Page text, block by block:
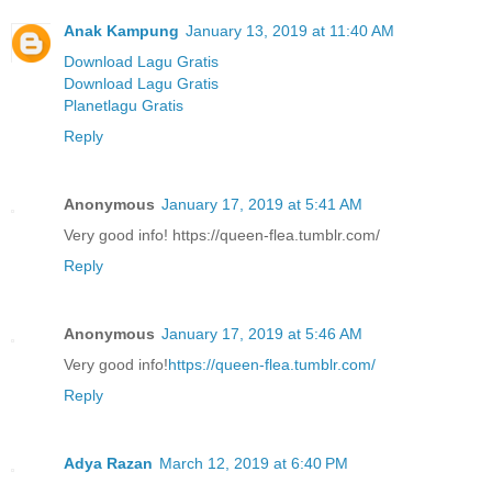
Anak Kampung January 13, 2019 at 11:40 AM
Download Lagu Gratis
Download Lagu Gratis
Planetlagu Gratis
Reply
Anonymous January 17, 2019 at 5:41 AM
Very good info! https://queen-flea.tumblr.com/
Reply
Anonymous January 17, 2019 at 5:46 AM
Very good info!https://queen-flea.tumblr.com/
Reply
Adya Razan March 12, 2019 at 6:40 PM